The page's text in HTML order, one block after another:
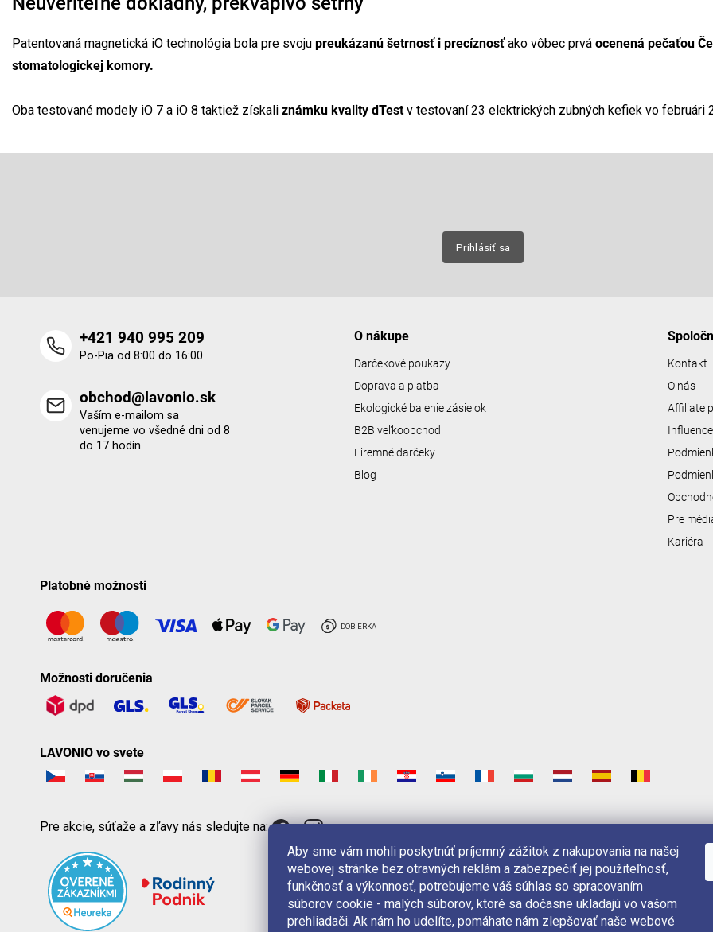
Aby sme vám mohli poskytnúť príjemný zážitok z nakupovania na našej
webovej stránke bez otravných reklám a zabezpečiť jej použiteľnosť,
funkčnosť a výkonnosť, potrebujeme váš súhlas so spracovaním
súborov cookie - malých súborov, ktoré sa dočasne ukladajú vo vašom
prehliadači. Ak nám ho udelíte, pomáhate nám zlepšovať naše webové
Patentovaná magnetická iO technológia bola pre svoju preukázanú šetrnosť i precíznosť ako vôbec prvá ocenená pečaťou
stomatologickej komory.
Oba testované modely iO 7 a iO 8 taktiež získali známku kvality dTest v testovaní 23 elektrických zubných kefiek vo februári
Prihlásiť sa
+421 940 995 209
Po-Pia od 8:00 do 16:00
obchod@lavonio.sk
Vaším e-mailom sa
venujeme vo všedné dni od 8
do 17 hodín
O nákupe
Darčekové poukazy
Doprava a platba
Ekologické balenie zásielok
B2B veľkoobchod
Firemné darčeky
Blog
Kontakt
O nás
Affiliate
Pre
Kariéra
Platobné možnosti
Možnosti doručenia
LAVONIO vo svete
Pre akcie, súťaže a zľavy nás sledujte na: